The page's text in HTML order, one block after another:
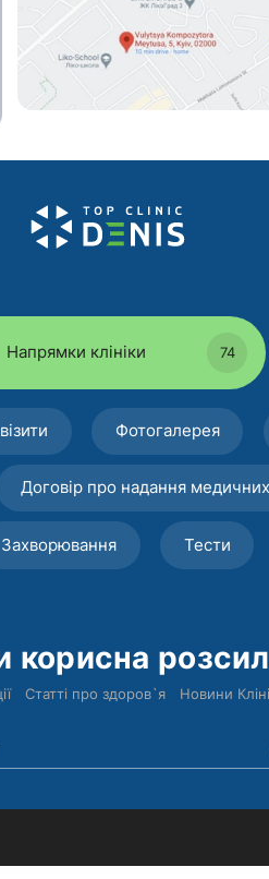
Напрямки клініки 74
Фотогалерея
Договір про надання
Захворювання Тести
корисна
Статті про здоров`я Новини